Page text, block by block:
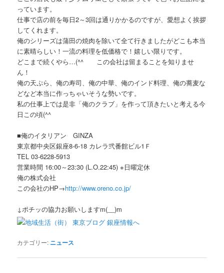
っています。
仕事で店の前を毎日2～3回は通りかかるのですが、愛想よく挨拶
してくれます。
俺のシリーズは蒲田の焼肉を除いて全て行きましたがどこも本当
に素晴らしい！一流の料理を低価格で！嬉しい限りです。
どこまで続くやら…(^^ゞ この会社は留まることを知りませ
ん！
俺の天ぷら、俺の寿司、俺の中華、俺のインド料理、俺の蕎麦な
どなど本当に作っちゃいそうな勢いです。
私の仕事上では是非「俺のクラブ」を作って頂きたいと考える今
日この頃(^^ゞ
■俺のイタリアン GINZA
東京都中央区銀座8-6-18 カレラ弐番館ビル1Ｆ
TEL 03-6228-5913
営業時間 16:00～23:30 (L.O.22:45) ※日曜定休
俺の株式会社
この会社のHP→http://www.oreno.co.jp/
↓ポチッの協力お願いしますm(__)m
カテゴリー: ニュース